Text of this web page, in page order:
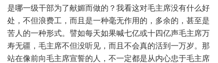
是哪一级干部为了献媚而做的？我看这对毛主席没有什么好
处，不但浪费工，而且是一种毫无作用的，多余的，甚至是
苦人的一种形式。譬如每天如果喊七亿或十四亿声毛主席万
寿无疆，毛主席不但没听见，而且不会真的活到一万岁。那
站在像前向毛主席宣誓的人，不一定都是从内心忠于毛主席